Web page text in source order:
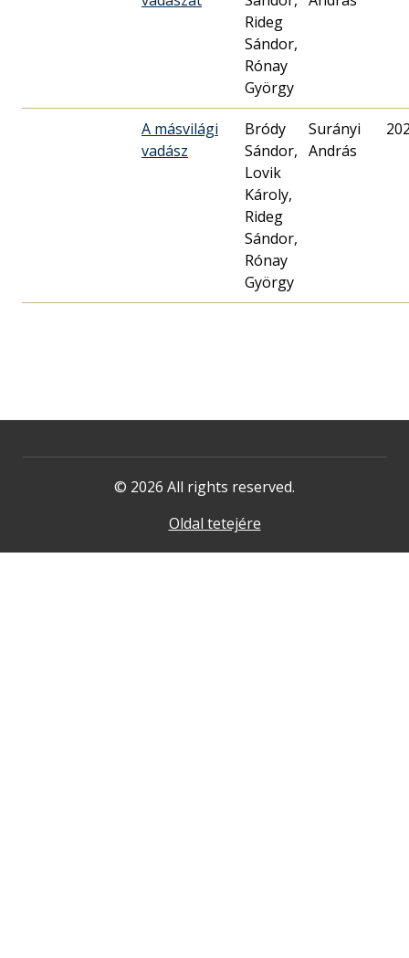
Rideg
Sándor,
Rónay
György
A másvilági
vadász
Bródy
Sándor,
Lovik
Károly,
Rideg
Sándor,
Rónay
György
Surányi
András
© 2026 All rights reserved.
Oldal tetejére